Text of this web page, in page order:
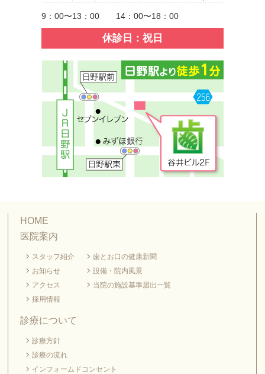
9：00〜13：00 14：00〜18：00
休診日：祝日
HOME
医院案内
スタッフ紹介
お知らせ
アクセス
採用情報
歯とお口の健康新聞
設備・院内風景
当院の施設基準届出一覧
診療について
診療方針
診療の流れ
インフォームドコンセント